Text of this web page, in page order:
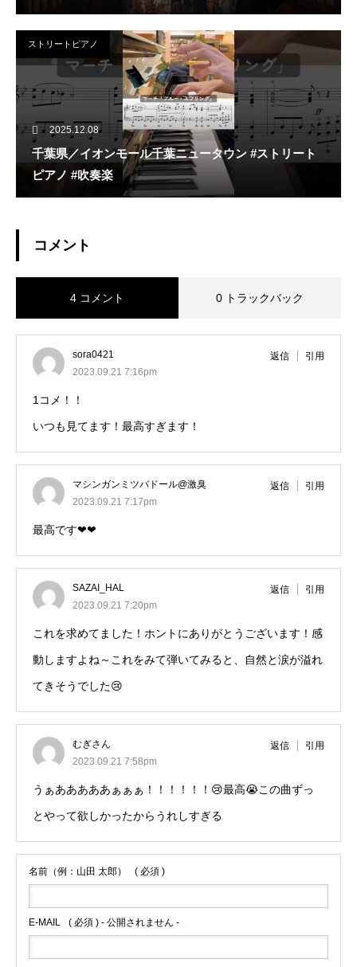
ストリートピアノ
2025.12.08
千葉県／イオンモール千葉ニュータウン #ストリート
ピアノ #吹奏楽
コメント
4 コメント 0 トラックバック
sora0421
2023.09.21 7:16pm
返信 引用
1コメ！！
いつも見てます！最高すぎます！
マシンガンミツバドール@激臭
2023.09.21 7:17pm
返信 引用
最高です❤❤
SAZAI_HAL
2023.09.21 7:20pm
返信 引用
これを求めてました！ホントにありがとうございます！感
動しますよね～これをみて弾いてみると、自然と涙が溢れ
てきそうでした😢
むぎさん
2023.09.21 7:58pm
返信 引用
うぁあああああぁぁぁ！！！！！！😢最高😭この曲ずっ
とやって欲しかったからうれしすぎる
名前（例：山田 太郎） ( 必須 )
E-MAIL ( 必須 ) - 公開されません -